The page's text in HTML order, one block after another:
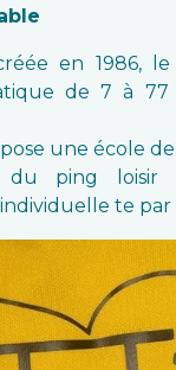
en 1986,
de 7 à 77
une école
du ping
te par